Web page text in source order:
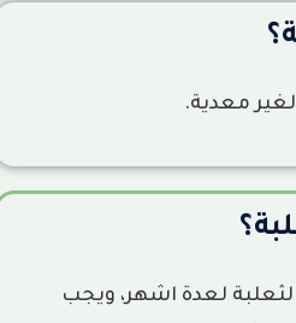
معدية.
لعدة اشهر، ويجب